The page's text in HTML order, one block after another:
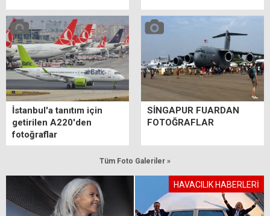
İstanbul'a tanıtım için
getirilen A220'den
fotoğraflar
SİNGAPUR FUARDAN
FOTOĞRAFLAR
Tüm Foto Galeriler »
HAVACILIK HABERLERİ